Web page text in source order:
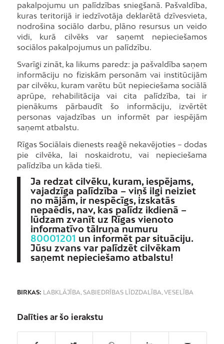
pakalpojumu un palīdzības sniegšanā. Pašvaldība,
kuras teritorijā ir iedzīvotāja deklarētā dzīvesvieta,
nodrošina sociālo darbu, plāno resursus un veido
vidi, kurā cilvēks var saņemt nepieciešamos
sociālos pakalpojumus un palīdzību.
Svarīgi zināt, ka likums paredz: ja pašvaldība saņem
informāciju no fiziskām personām vai institūcijām
par cilvēku, kuram varētu būt nepieciešama sociālā
aprūpe, rehabilitācija vai cita palīdzība, tai ir
pienākums pārbaudīt šo informāciju, izvērtēt
personas vajadzības un informēt par iespējām
saņemt atbalstu.
Rīgas Sociālais dienests reaģē nekavējoties – dodas
pie cilvēka, lai noskaidrotu, vai nepieciešama
palīdzība un kāda tieši.
Ja redzat cilvēku, kuram, iespējams,
vajadzīga palīdzība – viņš ilgi neiziet
no mājām, ir nespēcīgs, izskatās
nepaēdis, nav, kas palīdz ikdienā –
lūdzam zvanīt uz Rīgas vienoto
informatīvo tālruņa numuru
80001201 un informēt par situāciju.
Jūsu zvans var palīdzēt cilvēkam
saņemt nepieciešamo atbalstu!
BIRKAS: LABKLĀJĪBA, SABIEDRĪBAS LĪDZDALĪBA, VESELĪBA
Dalīties ar šo ierakstu